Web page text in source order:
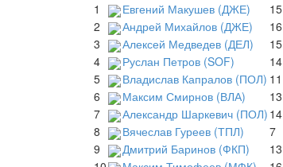
1
Евгений Макушев (ДЖЕ) 15
2
Андрей Михайлов (ДЖЕ) 16
3
Алексей Медведев (ДЕЛ) 15
4
Руслан Петров (SOF) 14
5
Владислав Капралов (ПОЛ) 11
6
Максим Смирнов (ВЛА) 13
7
Александр Шаркевич (ПОЛ) 14
8
Вячеслав Гуреев (ТПЛ) 7
9
Дмитрий Баринов (ФКП) 13